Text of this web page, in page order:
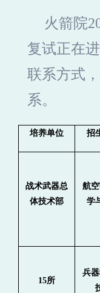
火箭院
复试正在
联系方式
系。
培养单位 招
战术武器总
体技术部
航
学
15所
兵